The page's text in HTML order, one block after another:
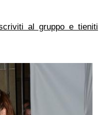
al gruppo e tieniti